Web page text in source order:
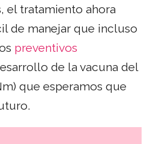
el tratamiento ahora
de manejar que incluso
preventivos
de la vacuna del
que esperamos que